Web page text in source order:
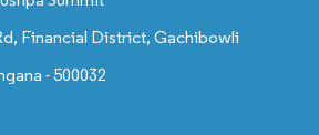
Financial District, Gachibowli
- 500032